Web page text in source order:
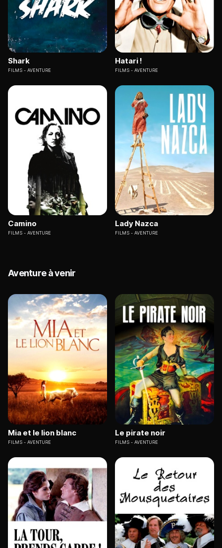
Shark
FILMS AVENTURE
Hatari !
FILMS AVENTURE
Camino
FILMS AVENTURE
Lady Nazca
FILMS AVENTURE
Aventure à venir
Mia et le lion blanc
FILMS AVENTURE
Le pirate noir
FILMS AVENTURE